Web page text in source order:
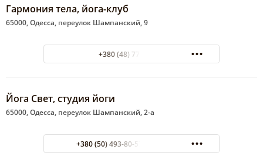
Гармония тела, йога-клуб
65000, Одесса, переулок Шампанский, 9
+380 (48) 773-70-07
Йога Свет, студия йоги
65000, Одесса, переулок Шампанский, 2-а
+380 (50) 493-80-57 050 4938057